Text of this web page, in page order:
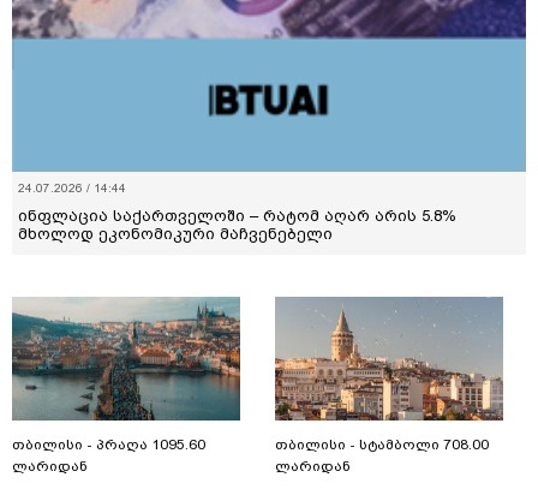
24.07.2026 / 14:44
ინფლაცია საქართველოში – რატომ აღარ არის 5.8%
მხოლოდ ეკონომიკური მაჩვენებელი
თბილისი - პრაღა 1095.60
ლარიდან
თბილისი - სტამბოლი 708.00
ლარიდან